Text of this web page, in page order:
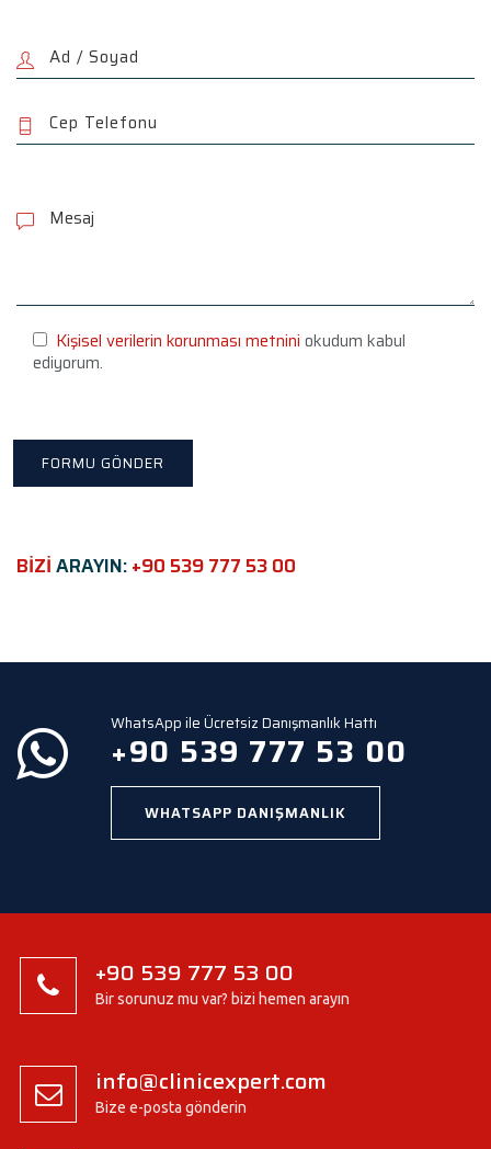
l
e
h
s
e
l
p
Kişisel verilerin korunması metnini okudum kabul
ediyorum.
BİZİARAYIN:+90 539 777 53 00
WhatsApp ile Ücretsiz Danışmanlık Hattı
+90 539 777 53 00
WHATSAPP DANIŞMANLIK
+90 539 777 53 00
Bir sorunuz mu var? bizi hemen arayın
info@clinicexpert.com
Bize e-posta gönderin